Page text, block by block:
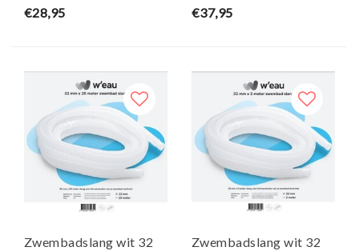
€28,95
€37,95
Zwembadslang wit 32
Zwembadslang wit 32